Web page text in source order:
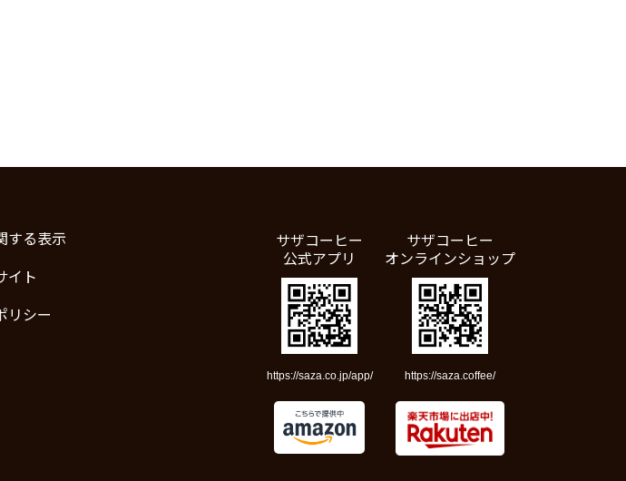
する表示
イト
リシー
サザコーヒー
公式アプリ
https://saza.co.jp/app/
サザコーヒー
オンラインショップ
https://saza.coffee/